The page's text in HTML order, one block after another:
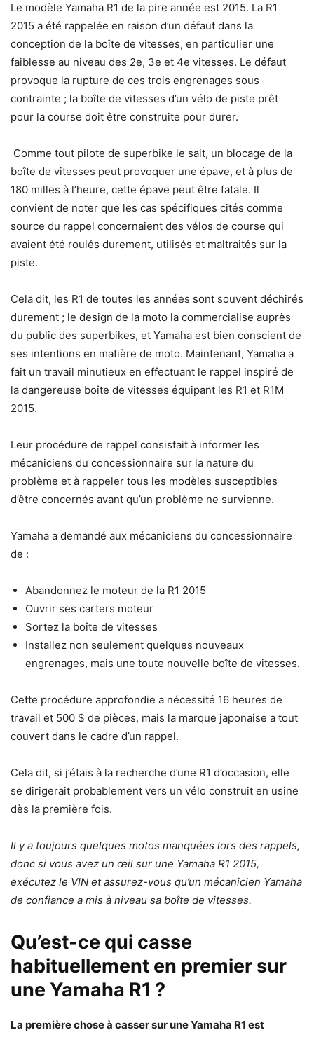
Le modèle Yamaha R1 de la pire année est 2015. La R1
2015 a été rappelée en raison d’un défaut dans la
conception de la boîte de vitesses, en particulier une
faiblesse au niveau des 2e, 3e et 4e vitesses. Le défaut
provoque la rupture de ces trois engrenages sous
contrainte ; la boîte de vitesses d’un vélo de piste prêt
pour la course doit être construite pour durer.
Comme tout pilote de superbike le sait, un blocage de la
boîte de vitesses peut provoquer une épave, et à plus de
180 milles à l’heure, cette épave peut être fatale. Il
convient de noter que les cas spécifiques cités comme
source du rappel concernaient des vélos de course qui
avaient été roulés durement, utilisés et maltraités sur la
piste.
Cela dit, les R1 de toutes les années sont souvent déchirés
durement ; le design de la moto la commercialise auprès
du public des superbikes, et Yamaha est bien conscient de
ses intentions en matière de moto. Maintenant, Yamaha a
fait un travail minutieux en effectuant le rappel inspiré de
la dangereuse boîte de vitesses équipant les R1 et R1M
2015.
Leur procédure de rappel consistait à informer les
mécaniciens du concessionnaire sur la nature du
problème et à rappeler tous les modèles susceptibles
d’être concernés avant qu’un problème ne survienne.
Yamaha a demandé aux mécaniciens du concessionnaire
de :
Abandonnez le moteur de la R1 2015
Ouvrir ses carters moteur
Sortez la boîte de vitesses
Installez non seulement quelques nouveaux
engrenages, mais une toute nouvelle boîte de vitesses.
Cette procédure approfondie a nécessité 16 heures de
travail et 500 $ de pièces, mais la marque japonaise a tout
couvert dans le cadre d’un rappel.
Cela dit, si j’étais à la recherche d’une R1 d’occasion, elle
se dirigerait probablement vers un vélo construit en usine
dès la première fois.
Il y a toujours quelques motos manquées lors des rappels,
donc si vous avez un œil sur une Yamaha R1 2015,
exécutez le VIN et assurez-vous qu’un mécanicien Yamaha
de confiance a mis à niveau sa boîte de vitesses.
Qu’est-ce qui casse
habituellement en premier sur
une Yamaha R1 ?
La première chose à casser sur une Yamaha R1 est